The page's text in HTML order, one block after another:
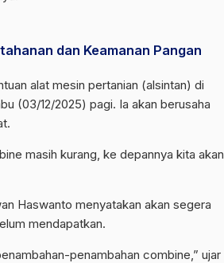
dan Keamanan Pangan
alat mesin pertanian (alsintan) di
(03/12/2025) pagi. Ia akan berusaha
masih kurang, ke depannya kita akan
Haswanto menyatakan akan segera
mendapatkan.
penambahan combine,” ujar